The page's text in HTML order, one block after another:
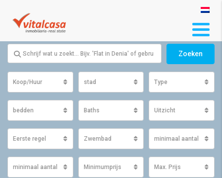
Zoeken
Koop/Huur stad Type
bedden Baths Uitzicht
Eerste regel Zwembad minimaal aantal m2
minimaal aantal m2 perceelMinimumprijs Max. Prijs